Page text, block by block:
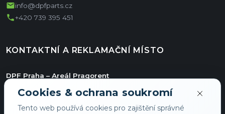
mailinfo@dpfparts.cz
phone+420 739 395 451
KONTAKTNÍ A REKLAMAČNÍ MÍSTO
DPF Praha – Areál Pragorent
Jiřího ze Vtelna 1731/11
193 00 Praha
Cookies & ochrana soukromí
Tento web používá cookies pro zajištění správné